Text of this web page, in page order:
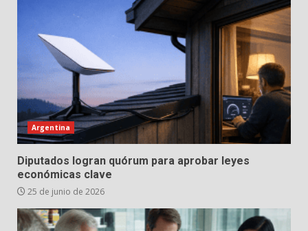
Argentina
Diputados logran quórum para aprobar leyes
económicas clave
25 de junio de 2026